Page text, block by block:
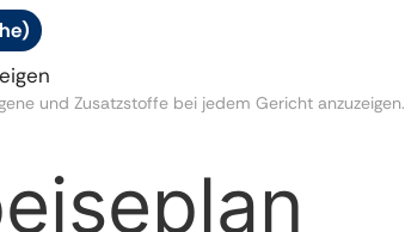
und Zusatzstoffe bei jedem Gericht anzuzeigen.